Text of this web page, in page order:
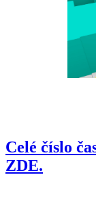
Celé číslo
ZDE.